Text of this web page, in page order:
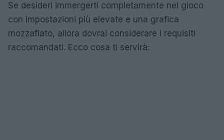
Se desideri immergerti completamente nel gioco
con impostazioni più elevate e una grafica
mozzafiato, allora dovrai considerare i requisiti
raccomandati. Ecco cosa ti servirà: